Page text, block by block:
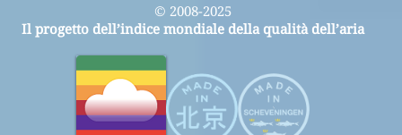
© 2008-2025
Il progetto dell’indice mondiale della qualità dell’aria